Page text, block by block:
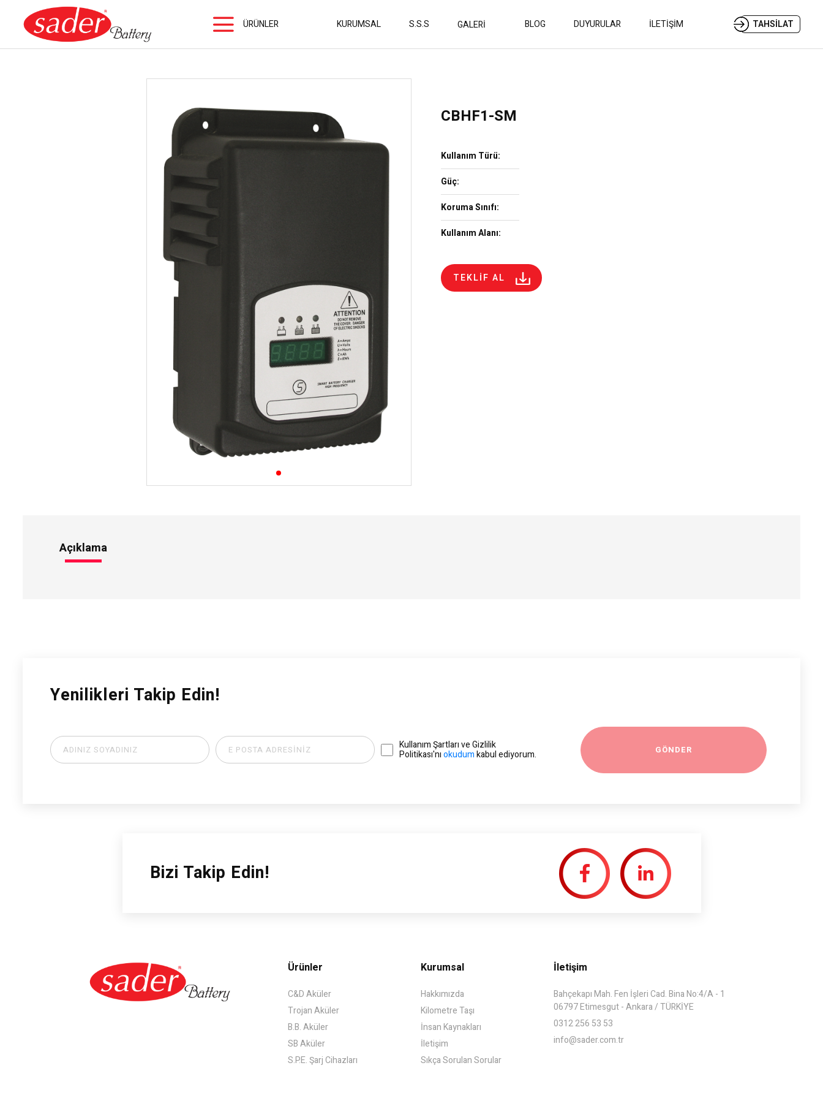
ÜRÜNLER KURUMSAL S.S.S GALERİ BLOG DUYURULAR İLETİŞİM TAHSİLAT
CBHF1-SM
Kullanım Türü:
Güç:
Koruma Sınıfı:
Kullanım Alanı:
TEKLİF AL
Açıklama
Yenilikleri Takip Edin!
Kullanım Şartları ve Gizlilik
Politikası'nıokudumkabul ediyorum.
Bizi Takip Edin!
Ürünler
C&D Aküler
Trojan Aküler
B.B. Aküler
SB Aküler
S.P.E. Şarj Cihazları
Kurumsal
Hakkımızda
Kilometre Taşı
İnsan Kaynakları
İletişim
Sıkça Sorulan Sorular
İletişim
Bahçekapı Mah. Fen İşleri Cad. Bina No:4/A - 1
06797 Etimesgut - Ankara / TÜRKİYE
0312 256 53 53
info@sader.com.tr